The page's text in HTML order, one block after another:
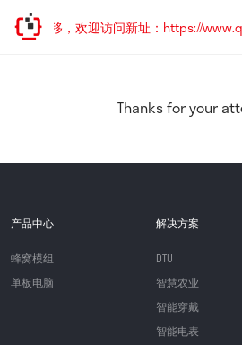
址已迁移，欢迎访问新址：https://
Thanks for your
产品中心
蜂窝模组
单板电脑
解决方案
DTU
智慧农业
智能穿戴
智能电表